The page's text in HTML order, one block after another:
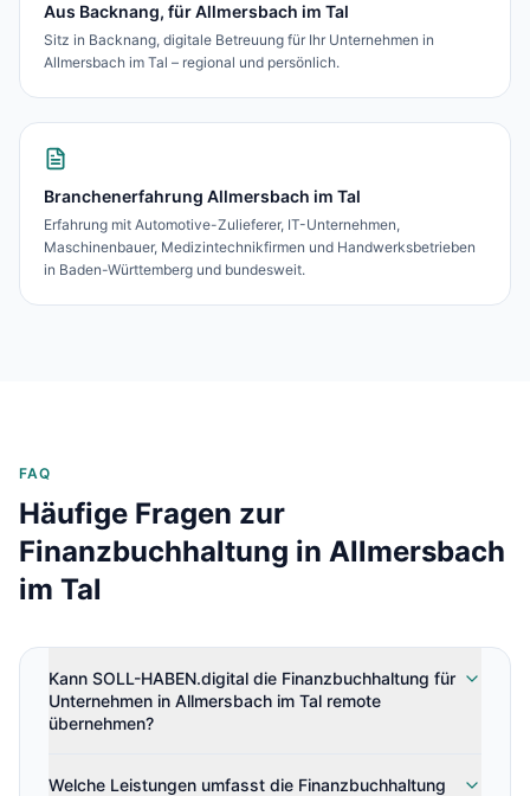
Aus Backnang, für Allmersbach im Tal
Sitz in Backnang, digitale Betreuung für Ihr Unternehmen in
Allmersbach im Tal – regional und persönlich.
Branchenerfahrung Allmersbach im Tal
Erfahrung mit Automotive-Zulieferer, IT-Unternehmen,
Maschinenbauer, Medizintechnikfirmen und Handwerksbetrieben
in Baden-Württemberg und bundesweit.
FAQ
Häufige Fragen zur
Finanzbuchhaltung in Allmersbach
im Tal
Kann SOLL-HABEN.digital die Finanzbuchhaltung für
Unternehmen in Allmersbach im Tal remote
übernehmen?
Welche Leistungen umfasst die Finanzbuchhaltung